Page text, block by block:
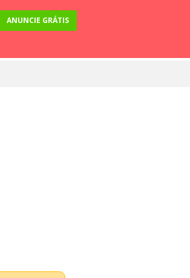
ANUNCIE GRÁTIS